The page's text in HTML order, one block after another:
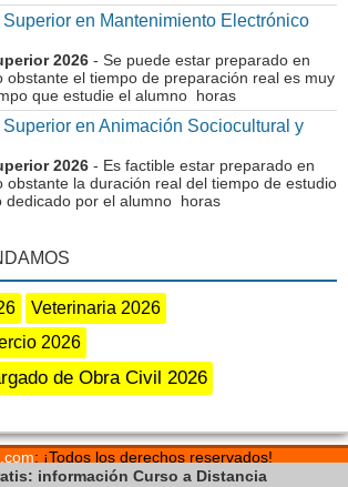
información Curso a Distancia
en Mantenimiento Electrónico
2026 - Se puede estar preparado en
obstante el tiempo de preparación real es muy
que estudie el alumno horas
en Animación Sociocultural y
2026 - Es factible estar preparado en
obstante la duración real del tiempo de estudio
dedicado por el alumno horas
Veterinaria 2026
2026
de Obra Civil 2026
: ¡Todos los derechos reservados!
Cursos que Ofrecemos para el Año 2026